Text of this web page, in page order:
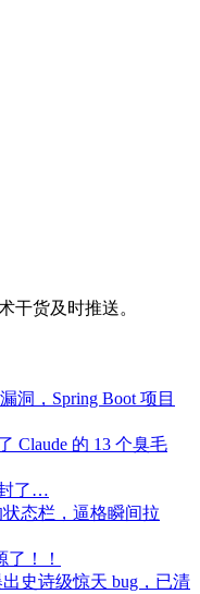
干货及时推送。
洞，Spring Boot 项目
Claude 的 13 个臭毛
了…
状态栏，逼格瞬间拉
！！
史诗级惊天 bug，已清